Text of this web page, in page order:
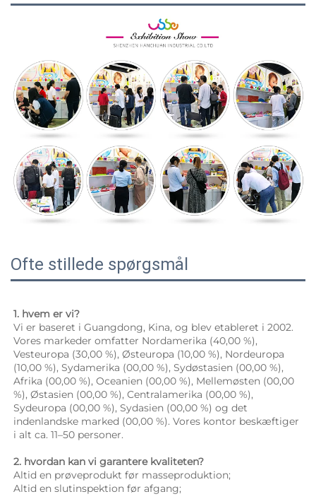
Ofte stillede spørgsmål
1. hvem er vi?
Vi er baseret i Guangdong, Kina, og blev etableret i 2002.
Vores markeder omfatter Nordamerika (40,00 %),
Vesteuropa (30,00 %), Østeuropa (10,00 %), Nordeuropa
(10,00 %), Sydamerika (00,00 %), Sydøstasien (00,00 %),
Afrika (00,00 %), Oceanien (00,00 %), Mellemøsten (00,00
%), Østasien (00,00 %), Centralamerika (00,00 %),
Sydeuropa (00,00 %), Sydasien (00,00 %) og det
indenlandske marked (00,00 %). Vores kontor beskæftiger
i alt ca. 11–50 personer.
2. hvordan kan vi garantere kvaliteten?
Altid en prøveprodukt før masseproduktion;
Altid en slutinspektion før afgang;